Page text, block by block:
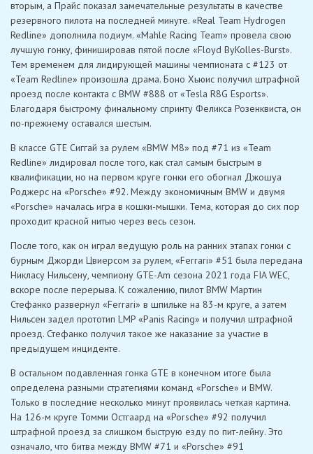
вторым, а Прайс показал замечательные результаты в качестве
резервного пилота на последней минуте. «Real Team Hydrogen
Redline» дополнила подиум. «Mahle Racing Team» провела свою
лучшую гонку, финишировав пятой после «Floyd ByKolles-Burst».
Тем временем для лидирующей машины чемпионата с #123 от
«Team Redline» произошла драма. Боно Хьюис получил штрафной
проезд после контакта с BMW #888 от «Tesla R8G Esports».
Благодаря быстрому финальному спринту Феликса Розенквиста, он
по-прежнему оставался шестым.
В классе GTE Сиггай за рулем «BMW M8» под #71 из «Team
Redline» лидировал после того, как стал самым быстрым в
квалификации, но на первом круге гонки его обогнал Джошуа
Роджерс на «Porsche» #92. Между экономичным BMW и двумя
«Porsche» началась игра в кошки-мышки. Тема, которая до сих пор
проходит красной нитью через весь сезон.
После того, как он играл ведущую роль на ранних этапах гонки с
бурным Джорди Цвиерсом за рулем, «Ferrari» #51 была передана
Никласу Нильсену, чемпиону GTE-Am сезона 2021 года FIA WEC,
вскоре после перерыва. К сожалению, пилот BMW Мартин
Стефанко развернул «Ferrari» в шпильке на 83-м круге, а затем
Нильсен задел прототип LMP «Panis Racing» и получил штрафной
проезд. Стефанко получил такое же наказание за участие в
предыдущем инциденте.
В остальном подавленная гонка GTE в конечном итоге была
определена разными стратегиями команд «Porsche» и BMW.
Только в последние несколько минут проявилась четкая картина.
На 126-м круге Томми Остгаард на «Porsche» #92 получил
штрафной проезд за слишком быструю езду по пит-лейну. Это
означало, что битва между BMW #71 и «Porsche» #91